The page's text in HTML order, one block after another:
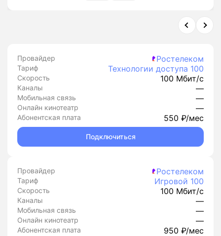
Провайдер Ростелеком
Тариф Технологии доступа 100
Скорость 100 Мбит/с
Каналы —
Мобильная связь —
Онлайн кинотеатр —
Абонентская плата 550 ₽/мес
Подключиться
Провайдер Ростелеком
Тариф Игровой 100
Скорость 100 Мбит/с
Каналы —
Мобильная связь —
Онлайн кинотеатр —
Абонентская плата 950 ₽/мес